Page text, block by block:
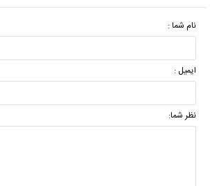
نام شما :
ایمیل :
نظر شما: